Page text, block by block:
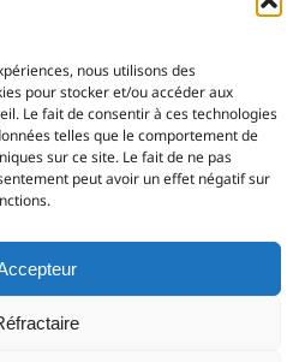
nous utilisons des
pour stocker et/ou accéder aux
Le fait de consentir à ces technologies
telles que le comportement de
sur ce site. Le fait de ne pas
peut avoir un effet négatif sur